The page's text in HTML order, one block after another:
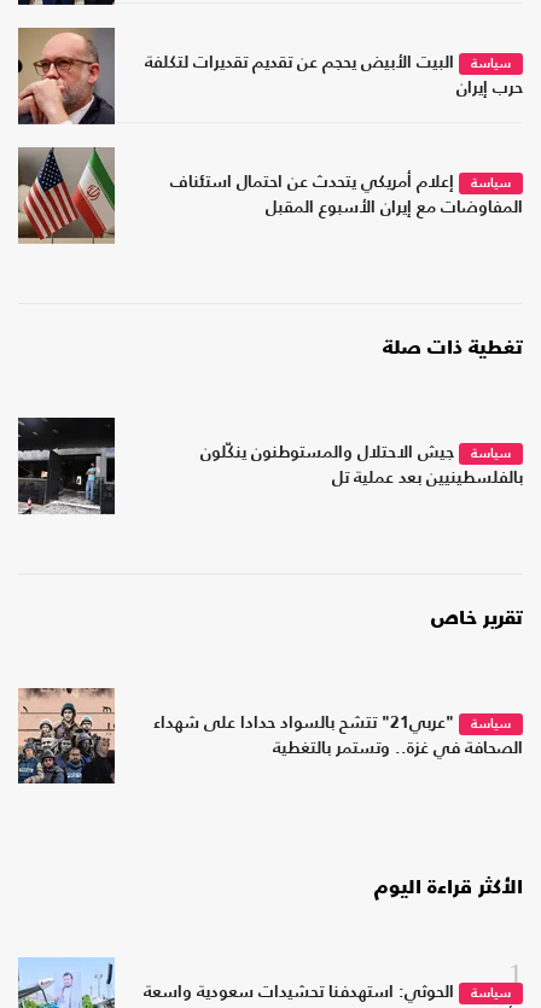
سياسة
البيت الأبيض يحجم عن تقديم تقديرات لتكلفة
حرب إيران
سياسة
إعلام أمريكي يتحدث عن احتمال استئناف
المفاوضات مع إيران الأسبوع المقبل
تغطية ذات صلة
سياسة
جيش الاحتلال والمستوطنون ينكّلون
بالفلسطينيين بعد عملية تل
تقرير خاص
سياسة
"عربي21" تتشح بالسواد حدادا على شهداء
الصحافة في غزة.. وتستمر بالتغطية
الأكثر قراءة اليوم
1
سياسة
الحوثي: استهدفنا تحشيدات سعودية واسعة